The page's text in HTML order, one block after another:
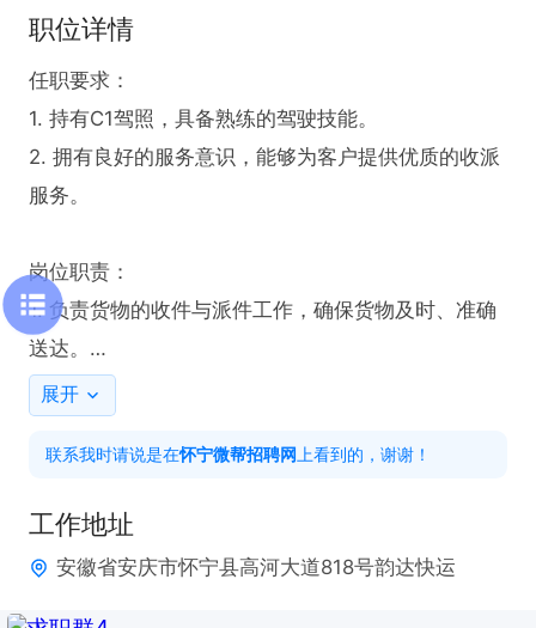
职位详情
任职要求：
1. 持有C1驾照，具备熟练的驾驶技能。
2. 拥有良好的服务意识，能够为客户提供优质的收派
服务。
岗位职责：
1. 负责货物的收件与派件工作，确保货物及时、准确
送达。
2. 严格按照操作流程进行货物的装卸、搬运，保障货
福利待遇：商业险 包工作餐
展开
联系我时请说是在怀宁微帮招聘网 上看到的，谢谢！
工作地址
安徽省安庆市怀宁县高河大道818号韵达快运